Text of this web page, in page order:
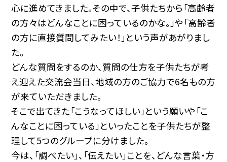
心に進めてきました。その中で、子供たちから「高齢者
の方々はどんなことに困っているのかな。」や「高齢者
の方に直接質問してみたい！」という声があがりまし
た。
どんな質問をするのか、質問の仕方を子供たちが考
え迎えた交流会当日、地域の方のご協力で6名もの方
が来ていただきました。
そこで出てきた「こうなってほしい」という願いや「こ
んなことに困っている」といったことを子供たちが整
理して5つのグループに分けました。
今は、「調べたい」、「伝えたい」ことを、どんな言葉・方